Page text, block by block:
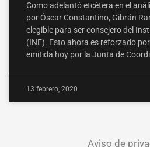
Como adelantó etcétera en el
por Óscar Constantino, Gibrán
elegible para ser consejero del
(INE). Esto ahora es reforzado
emitida hoy por la Junta de
13 febrero, 2020
Aviso de